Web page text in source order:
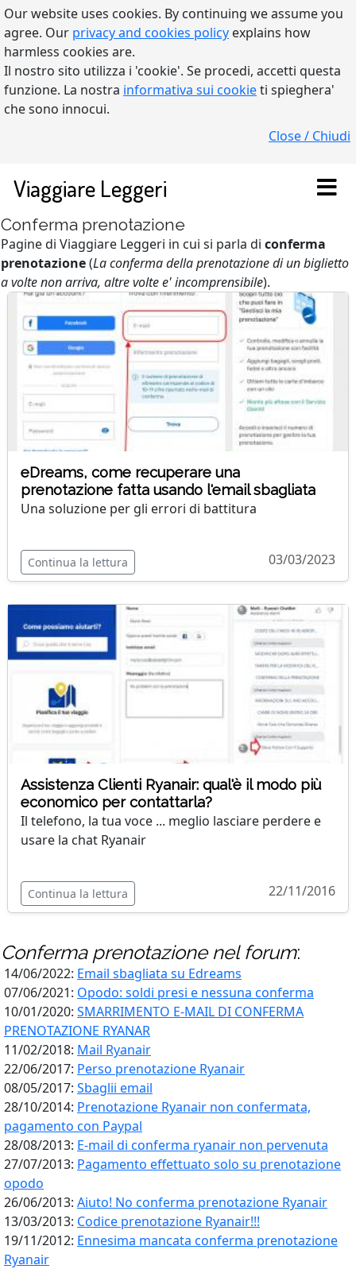
Our website uses cookies. By continuing we assume you
agree. Our privacy and cookies policy explains how
harmless cookies are.
Il nostro sito utilizza i 'cookie'. Se procedi, accetti questa
funzione. La nostra informativa sui cookieti spieghera'
che sono innocui.
Close / Chiudi
Viaggiare Leggeri
Conferma prenotazione
Pagine di Viaggiare Leggeri in cui si parla di conferma
prenotazione(La conferma della prenotazione di un biglietto
a volte non arriva, altre volte e' incomprensibile).
eDreams, come recuperare una
prenotazione fatta usando l'email sbagliata
Una soluzione per gli errori di battitura
Continua la lettura 03/03/2023
Assistenza Clienti Ryanair: qual'è il modo più
economico per contattarla?
Il telefono, la tua voce ... meglio lasciare perdere e
usare la chat Ryanair
Continua la lettura 22/11/2016
Conferma prenotazionenel forum:
14/06/2022: Email sbagliata su Edreams
07/06/2021: Opodo: soldi presi e nessuna conferma
10/01/2020: SMARRIMENTO E-MAIL DI CONFERMA
PRENOTAZIONE RYANAR
11/02/2018: Mail Ryanair
22/06/2017: Perso prenotazione Ryanair
08/05/2017: Sbaglii email
28/10/2014: Prenotazione Ryanair non confermata,
pagamento con Paypal
28/08/2013: E-mail di conferma ryanair non pervenuta
27/07/2013: Pagamento effettuato solo su prenotazione
opodo
26/06/2013: Aiuto! No conferma prenotazione Ryanair
13/03/2013: Codice prenotazione Ryanair!!!
19/11/2012: Ennesima mancata conferma prenotazione
Ryanair